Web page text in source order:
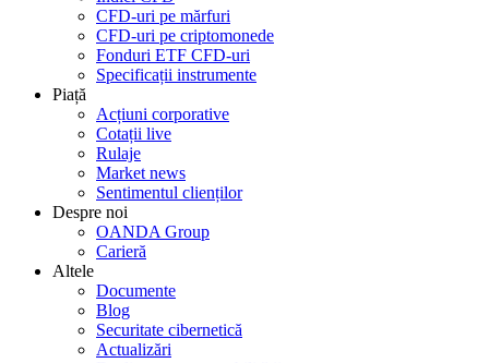
CFD-uri pe mărfuri
CFD-uri pe criptomonede
Fonduri ETF CFD-uri
Specificații instrumente
Piață
Acțiuni corporative
Cotații live
Rulaje
Market news
Sentimentul clienților
Despre noi
OANDA Group
Carieră
Altele
Documente
Blog
Securitate cibernetică
Actualizări